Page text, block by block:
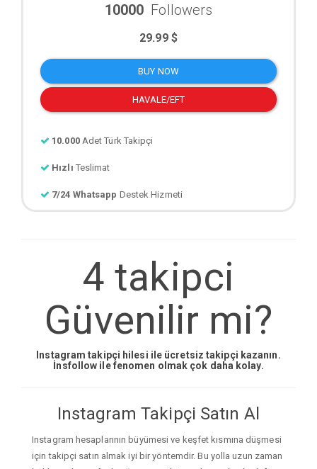
10000 Followers
29.99 $
BUY NOW
HAVALE/EFT
10.000 Adet Türk Takipçi
Hızlı Teslimat
7/24 Whatsapp Destek Hizmeti
4 takipci
Güvenilir mi?
Instagram takipçi hilesi ile ücretsiz takipçi kazanın.
İnsfollow ile fenomen olmak çok daha kolay.
Instagram Takipçi Satın Al
Instagram hesaplarının büyümesi ve keşfet kısmına düşmesi
için takipçi satın almak iyi bir yöntemdir. Bu yolla uzun zaman